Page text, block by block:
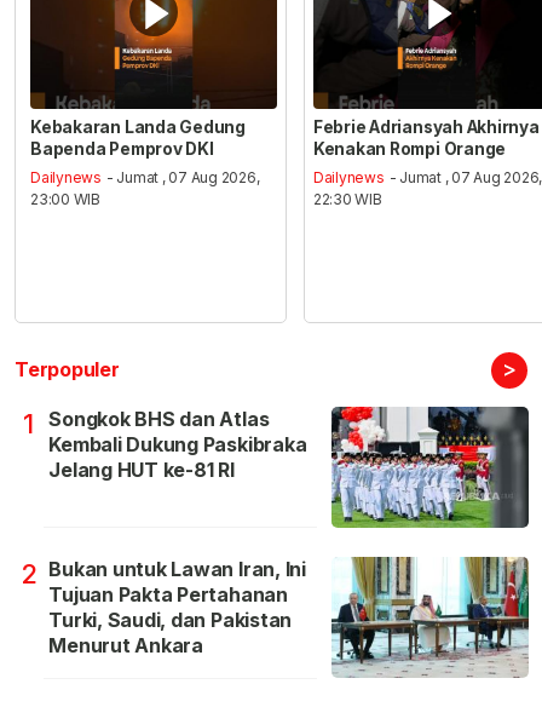
Kebakaran Landa Gedung
Bapenda Pemprov DKI
Dailynews - Jumat , 07 Aug 2026,
23:00 WIB
Febrie Adriansyah Akhirnya
Kenakan Rompi Orange
Dailynews - Jumat , 07 Aug 2026,
22:30 WIB
Terpopuler >
1
Songkok BHS dan Atlas
Kembali Dukung Paskibraka
Jelang HUT ke-81 RI
2 Bukan untuk Lawan Iran, Ini
Tujuan Pakta Pertahanan
Turki, Saudi, dan Pakistan
Menurut Ankara